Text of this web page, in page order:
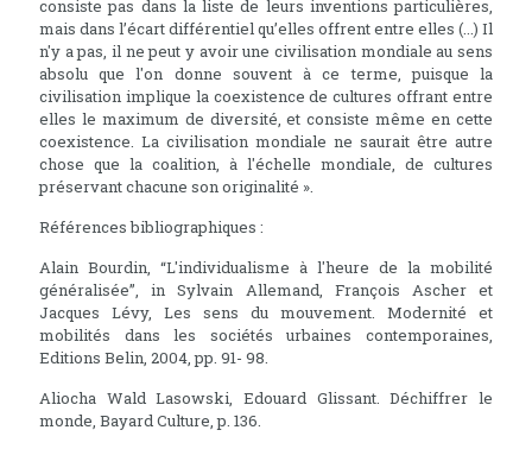
consiste pas dans la liste de leurs inventions particulières,
mais dans l’écart différentiel qu’elles offrent entre elles (...) Il
n'y a pas, il ne peut y avoir une civilisation mondiale au sens
absolu que l'on donne souvent à ce terme, puisque la
civilisation implique la coexistence de cultures offrant entre
elles le maximum de diversité, et consiste même en cette
coexistence. La civilisation mondiale ne saurait être autre
chose que la coalition, à l'échelle mondiale, de cultures
préservant chacune son originalité ».
Références bibliographiques :
Alain Bourdin, “L'individualisme à l'heure de la mobilité
généralisée”, in Sylvain Allemand, François Ascher et
Jacques Lévy, Les sens du mouvement. Modernité et
mobilités dans les sociétés urbaines contemporaines,
Editions Belin, 2004, pp. 91- 98.
Aliocha Wald Lasowski, Edouard Glissant. Déchiffrer le
monde, Bayard Culture, p. 136.